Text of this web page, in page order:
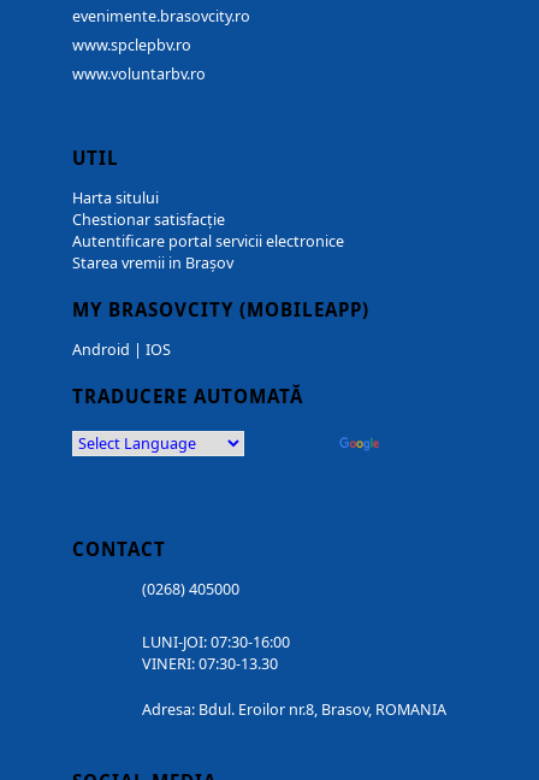
evenimente.brasovcity.ro
www.spclepbv.ro
www.voluntarbv.ro
UTIL
Harta sitului
Chestionar satisfacție
Autentificare portal servicii electronice
Starea vremii in Brașov
MY BRASOVCITY (MOBILEAPP)
Android | IOS
TRADUCERE AUTOMATĂ
CONTACT
(0268) 405000
LUNI-JOI: 07:30-16:00
VINERI: 07:30-13.30
Adresa: Bdul. Eroilor nr.8, Brasov, ROMANIA